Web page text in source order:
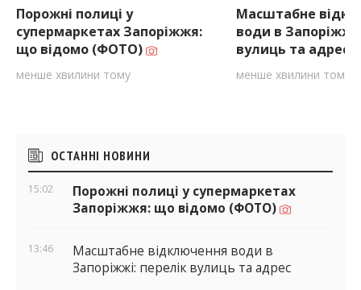
Порожні полиці у
супермаркетах Запоріжжя:
що відомо (ФОТО)
менше хвилини тому
Масштабне
води в
вулиць та адрес
менше хвилини тому
Бічні
віджети
ОСТАННІ НОВИНИ
15:02
Порожні полиці у супермаркетах
Запоріжжя: що відомо (ФОТО)
13:46
Масштабне відключення води в
Запоріжжі: перелік вулиць та адрес